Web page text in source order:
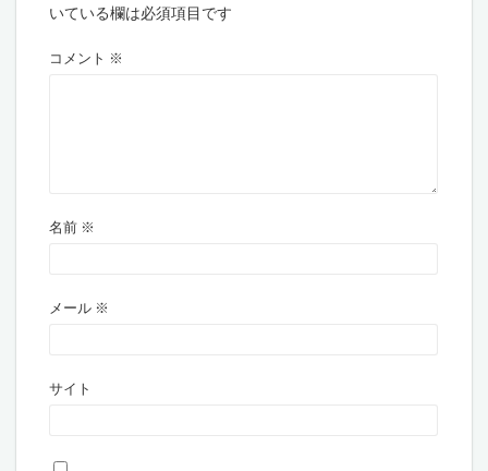
いている欄は必須項目です
コメント ※
名前 ※
メール ※
サイト